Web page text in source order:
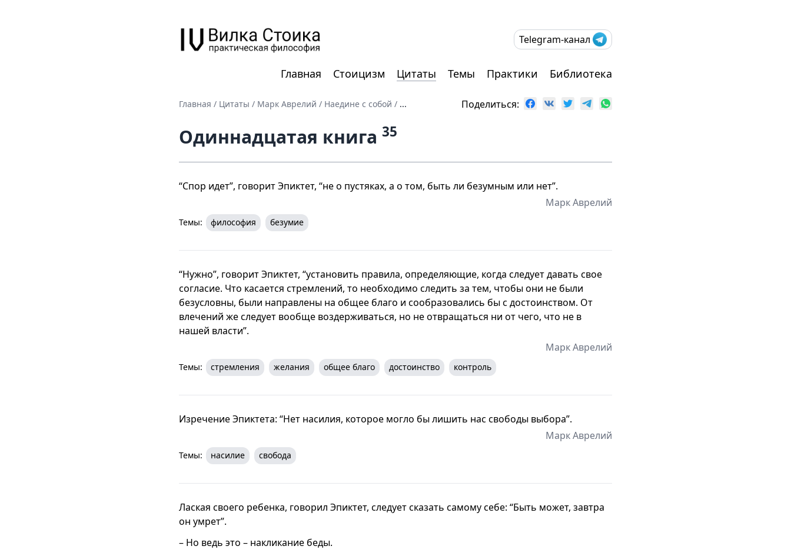
Telegram-канал
Главная Стоицизм Цитаты Темы Практики Библиотека
Главная / Цитаты / Марк Аврелий / Наедине с собой / ... Поделиться:
Одиннадцатая книга 35
“Спор идет”, говорит Эпиктет, “не о пустяках, а о том, быть ли безумным или нет”.
Марк Аврелий
Темы: философия безумие
“Нужно”, говорит Эпиктет, “установить правила, определяющие, когда следует давать свое
согласие. Что касается стремлений, то необходимо следить за тем, чтобы они не были
безусловны, были направлены на общее благо и сообразовались бы с достоинством. От
влечений же следует вообще воздерживаться, но не отвращаться ни от чего, что не в
нашей власти”.
Марк Аврелий
Темы: стремления желания общее благо достоинство контроль
Изречение Эпиктета: “Нет насилия, которое могло бы лишить нас свободы выбора”.
Марк Аврелий
Темы: насилие свобода
Лаская своего ребенка, говорил Эпиктет, следует сказать самому себе: “Быть может, завтра
он умрет”.
– Но ведь это – накликание беды.